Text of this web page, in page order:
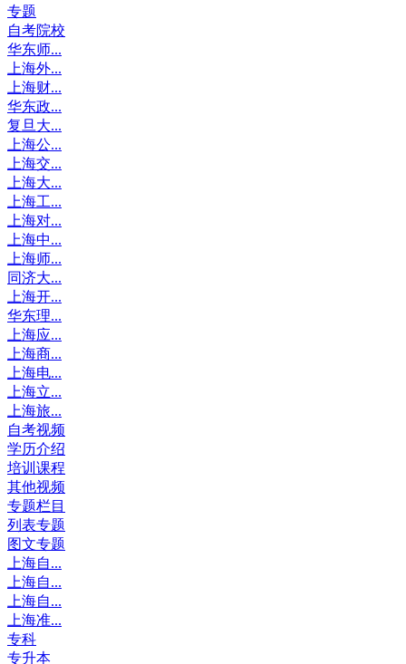
专题
自考院校
华东师...
上海外...
上海财...
华东政...
复旦大...
上海公...
上海交...
上海大...
上海工...
上海对...
上海中...
上海师...
同济大...
上海开...
华东理...
上海应...
上海商...
上海电...
上海立...
上海旅...
自考视频
学历介绍
培训课程
其他视频
专题栏目
列表专题
图文专题
上海自...
上海自...
上海自...
上海准...
专科
专升本